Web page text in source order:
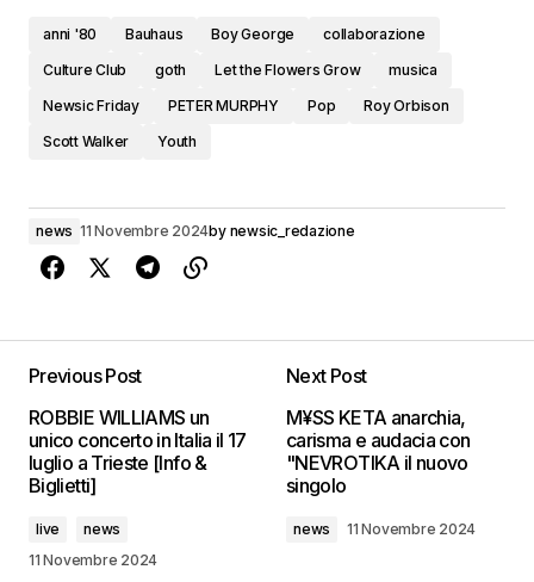
anni '80 Bauhaus Boy George
collaborazione
Culture Club
goth Let the Flowers Grow
musica
Newsic Friday
PETER MURPHY Pop
Roy Orbison
Scott Walker
Youth
news 11 Novembre 2024by newsic_redazione
Previous Post
ROBBIE WILLIAMS un
unico concerto in Italia il 17
luglio a Trieste [Info &
Biglietti]
live
news
11 Novembre 2024
Next Post
M¥SS KETA anarchia,
carisma e audacia con
"NEVROTIKA il nuovo
singolo
news 11 Novembre 2024